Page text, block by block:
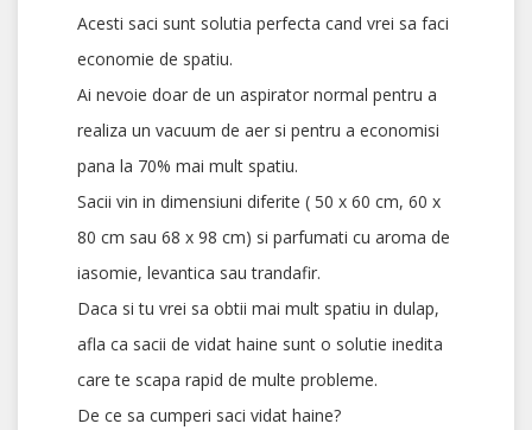
Acesti saci sunt solutia perfecta cand vrei sa faci
economie de spatiu.
Ai nevoie doar de un aspirator normal pentru a
realiza un vacuum de aer si pentru a economisi
pana la 70% mai mult spatiu.
Sacii vin in dimensiuni diferite ( 50 x 60 cm, 60 x
80 cm sau 68 x 98 cm) si parfumati cu aroma de
iasomie, levantica sau trandafir.
Daca si tu vrei sa obtii mai mult spatiu in dulap,
afla ca sacii de vidat haine sunt o solutie inedita
care te scapa rapid de multe probleme.
De ce sa cumperi saci vidat haine?